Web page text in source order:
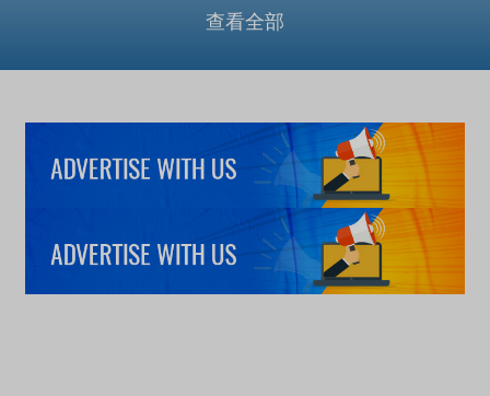
查看全部